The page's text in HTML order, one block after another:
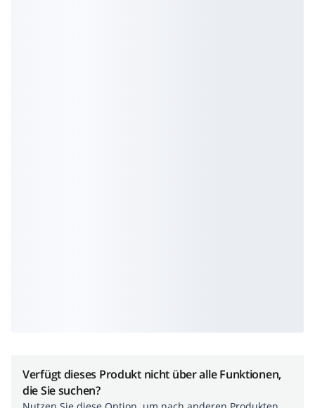
Verfügt dieses Produkt nicht über alle Funktionen,
die Sie suchen?